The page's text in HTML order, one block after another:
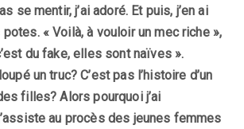
se mentir, j’ai adoré. Et puis, j’en ai
« Voilà, à vouloir un mec riche »,
du fake, elles sont naïves ».
un truc? C’est pas l’histoire d’un
filles? Alors pourquoi j’ai
au procès des jeunes femmes